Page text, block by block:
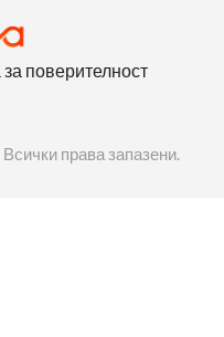
поверителност
права запазени.